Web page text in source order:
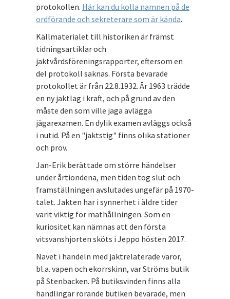
protokollen. Här kan du kolla namnen på de
ordförande och sekreterare som är kända.
Källmaterialet till historiken är främst
tidningsartiklar och
jaktvårdsföreningsrapporter, eftersom en
del protokoll saknas. Första bevarade
protokollet är från 22.8.1932. År 1963 trädde
en ny jaktlag i kraft, och på grund av den
måste den som ville jaga avlägga
jägarexamen. En dylik examen avläggs också
i nutid. På en "jaktstig" finns olika stationer
och prov.
Jan-Erik berättade om större händelser
under årtiondena, men tiden tog slut och
framställningen avslutades ungefär på 1970-
talet. Jakten har i synnerhet i äldre tider
varit viktig för mathållningen. Som en
kuriositet kan nämnas att den första
vitsvanshjorten sköts i Jeppo hösten 2017.
Navet i handeln med jaktrelaterade varor,
bl.a. vapen och ekorrskinn, var Ströms butik
på Stenbacken. På butiksvinden finns alla
handlingar rörande butiken bevarade, men